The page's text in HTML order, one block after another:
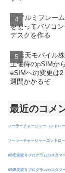
最近のコメ
ソーラーチャージャーコントロ
ソーラーチャージャーコントロ
VINE先取りプログラムカスタマ
VINE先取りプログラムカスタマ